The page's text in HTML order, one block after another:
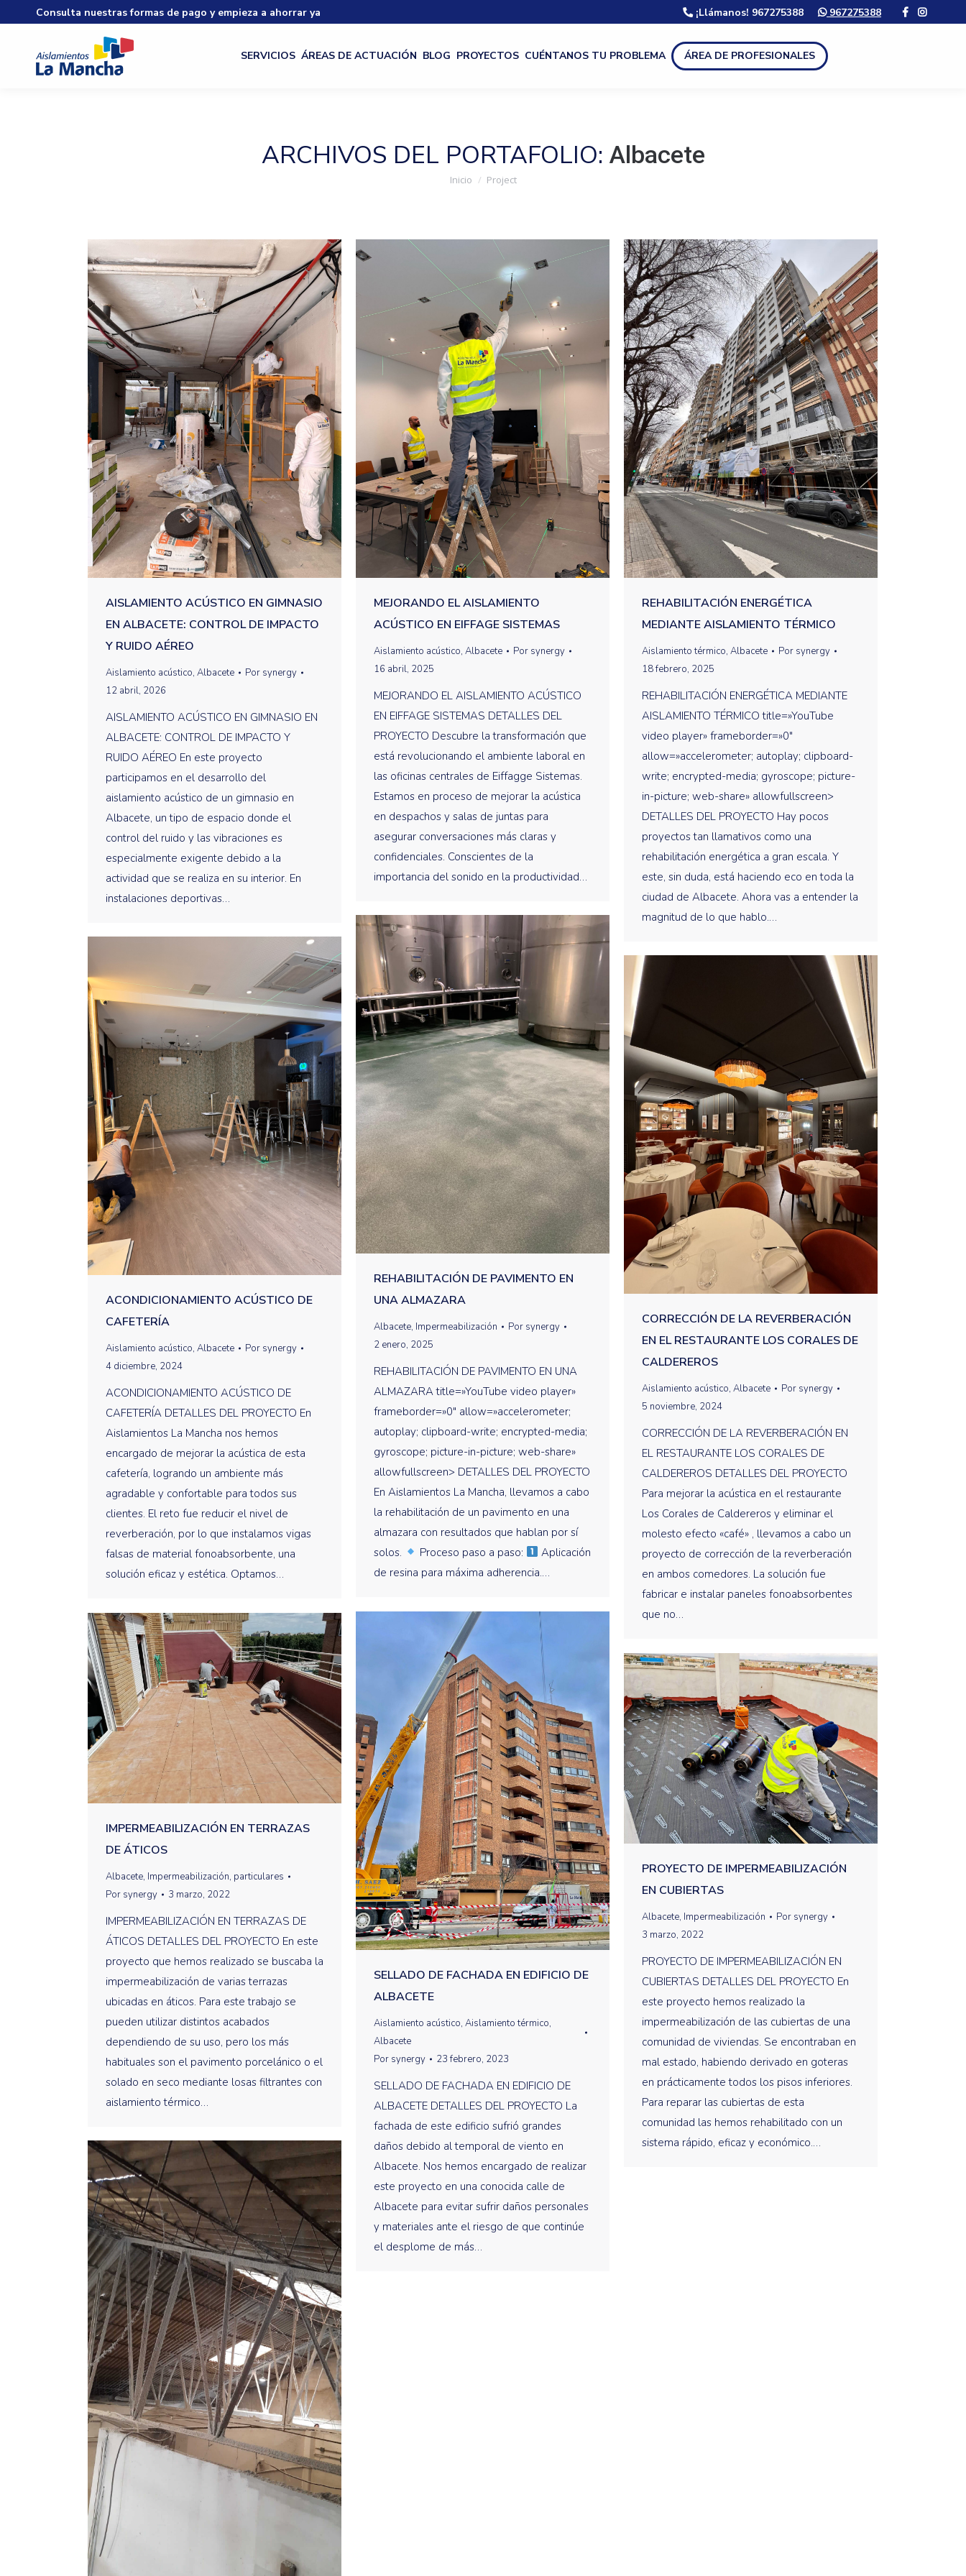
Consulta nuestras formas de pago y empieza a ahorrar ya ¡Llámanos! 967275388 967275388
SERVICIOS ÁREAS DE ACTUACIÓN BLOG PROYECTOS CUÉNTANOS TU PROBLEMA ÁREA DE PROFESIONALES
ARCHIVOS DEL PORTAFOLIO: Albacete
Estás aquí:
Inicio Project
AISLAMIENTO ACÚSTICO EN GIMNASIO
EN ALBACETE: CONTROL DE IMPACTO
Y RUIDO AÉREO
Aislamiento acústico, Albacete Por synergy
12 abril, 2026
AISLAMIENTO ACÚSTICO EN GIMNASIO EN
ALBACETE: CONTROL DE IMPACTO Y
RUIDO AÉREO En este proyecto
participamos en el desarrollo del
aislamiento acústico de un gimnasio en
Albacete, un tipo de espacio donde el
control del ruido y las vibraciones es
especialmente exigente debido a la
actividad que se realiza en su interior. En
instalaciones deportivas…
MEJORANDO EL AISLAMIENTO
ACÚSTICO EN EIFFAGE SISTEMAS
Aislamiento acústico, Albacete Por synergy
16 abril, 2025
MEJORANDO EL AISLAMIENTO ACÚSTICO
EN EIFFAGE SISTEMAS DETALLES DEL
PROYECTO Descubre la transformación que
está revolucionando el ambiente laboral en
las oficinas centrales de Eiffagge Sistemas.
Estamos en proceso de mejorar la acústica
en despachos y salas de juntas para
asegurar conversaciones más claras y
confidenciales. Conscientes de la
importancia del sonido en la productividad…
REHABILITACIÓN ENERGÉTICA
MEDIANTE AISLAMIENTO TÉRMICO
Aislamiento térmico, Albacete Por synergy
18 febrero, 2025
REHABILITACIÓN ENERGÉTICA MEDIANTE
AISLAMIENTO TÉRMICO title=»YouTube
video player» frameborder=»0″
allow=»accelerometer; autoplay; clipboard-
write; encrypted-media; gyroscope; picture-
in-picture; web-share» allowfullscreen>
DETALLES DEL PROYECTO Hay pocos
proyectos tan llamativos como una
rehabilitación energética a gran escala. Y
este, sin duda, está haciendo eco en toda la
ciudad de Albacete. Ahora vas a entender la
magnitud de lo que hablo.…
REHABILITACIÓN DE PAVIMENTO EN
UNA ALMAZARA
Albacete, Impermeabilización Por synergy
2 enero, 2025
REHABILITACIÓN DE PAVIMENTO EN UNA
ALMAZARA title=»YouTube video player»
frameborder=»0″ allow=»accelerometer;
autoplay; clipboard-write; encrypted-media;
gyroscope; picture-in-picture; web-share»
allowfullscreen> DETALLES DEL PROYECTO
En Aislamientos La Mancha, llevamos a cabo
la rehabilitación de un pavimento en una
almazara con resultados que hablan por sí
solos.
Proceso paso a paso:
Aplicación
de resina para máxima adherencia.…
ACONDICIONAMIENTO ACÚSTICO DE
CAFETERÍA
Aislamiento acústico, Albacete Por synergy
4 diciembre, 2024
ACONDICIONAMIENTO ACÚSTICO DE
CAFETERÍA DETALLES DEL PROYECTO En
Aislamientos La Mancha nos hemos
encargado de mejorar la acústica de esta
cafetería, logrando un ambiente más
agradable y confortable para todos sus
clientes. El reto fue reducir el nivel de
reverberación, por lo que instalamos vigas
falsas de material fonoabsorbente, una
solución eficaz y estética. Optamos…
CORRECCIÓN DE LA REVERBERACIÓN
EN EL RESTAURANTE LOS CORALES DE
CALDEREROS
Aislamiento acústico, Albacete Por synergy
5 noviembre, 2024
CORRECCIÓN DE LA REVERBERACIÓN EN
EL RESTAURANTE LOS CORALES DE
CALDEREROS DETALLES DEL PROYECTO
Para mejorar la acústica en el restaurante
Los Corales de Caldereros y eliminar el
molesto efecto «café» , llevamos a cabo un
proyecto de corrección de la reverberación
en ambos comedores. La solución fue
fabricar e instalar paneles fonoabsorbentes
que no…
SELLADO DE FACHADA EN EDIFICIO DE
ALBACETE
Aislamiento acústico, Aislamiento térmico,
Albacete
Por synergy 23 febrero, 2023
SELLADO DE FACHADA EN EDIFICIO DE
ALBACETE DETALLES DEL PROYECTO La
fachada de este edificio sufrió grandes
daños debido al temporal de viento en
Albacete. Nos hemos encargado de realizar
este proyecto en una conocida calle de
Albacete para evitar sufrir daños personales
y materiales ante el riesgo de que continúe
el desplome de más…
IMPERMEABILIZACIÓN EN TERRAZAS
DE ÁTICOS
Albacete, Impermeabilización, particulares
Por synergy 3 marzo, 2022
IMPERMEABILIZACIÓN EN TERRAZAS DE
ÁTICOS DETALLES DEL PROYECTO En este
proyecto que hemos realizado se buscaba la
impermeabilización de varias terrazas
ubicadas en áticos. Para este trabajo se
pueden utilizar distintos acabados
dependiendo de su uso, pero los más
habituales son el pavimento porcelánico o el
solado en seco mediante losas filtrantes con
aislamiento térmico…
PROYECTO DE IMPERMEABILIZACIÓN
EN CUBIERTAS
Albacete, Impermeabilización Por synergy
3 marzo, 2022
PROYECTO DE IMPERMEABILIZACIÓN EN
CUBIERTAS DETALLES DEL PROYECTO En
este proyecto hemos realizado la
impermeabilización de las cubiertas de una
comunidad de viviendas. Se encontraban en
mal estado, habiendo derivado en goteras
en prácticamente todos los pisos inferiores.
Para reparar las cubiertas de esta
comunidad las hemos rehabilitado con un
sistema rápido, eficaz y económico.…